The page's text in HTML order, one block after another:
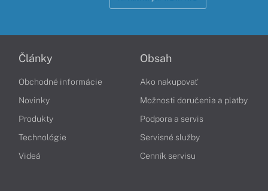
Články
Obchodné informácie
Novinky
Produkty
Technológie
Videá
Obsah
Ako nakupovať
Možnosti doručenia a platby
Podpora a servis
Servisné služby
Cenník servisu